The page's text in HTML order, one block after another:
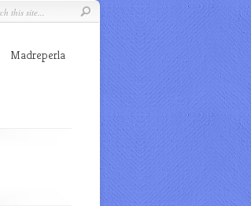
Madreperla